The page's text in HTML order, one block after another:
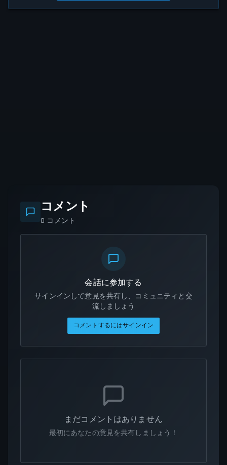
コメント
0 コメント
会話に参加する
サインインして意見を共有し、コミュニティと交
流しましょう
コメントするにはサインイン
まだコメントはありません
最初にあなたの意見を共有しましょう！